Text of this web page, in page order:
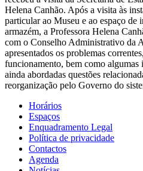
Helena Canhão. Após a visita às
particular ao Museu e ao espaço de
armazém, a Professora Helena
com o Conselho Administrativo da
apresentados os problemas
funcionamento, bem como
ainda abordadas questões
reorganização pelo Governo do
Horários
Espaços
Enquadramento Legal
Política de privacidade
Contactos
Agenda